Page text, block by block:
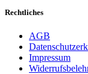
Rechtliches
AGB
Impressum